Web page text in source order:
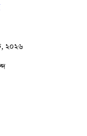
২০২৬